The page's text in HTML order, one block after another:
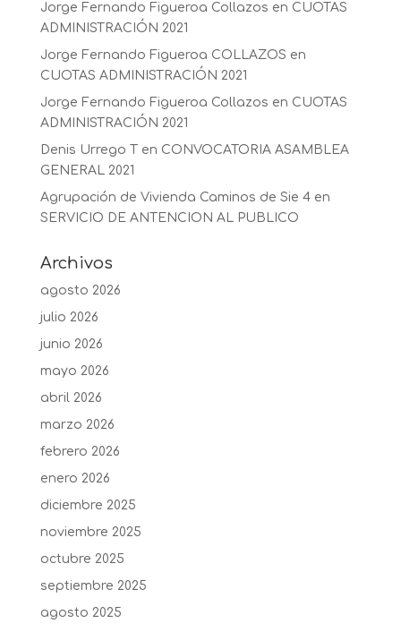
Jorge Fernando Figueroa Collazos en CUOTAS
ADMINISTRACIÓN 2021
Jorge Fernando Figueroa COLLAZOS en
CUOTAS ADMINISTRACIÓN 2021
Jorge Fernando Figueroa Collazos en CUOTAS
ADMINISTRACIÓN 2021
Denis Urrego T
en CONVOCATORIA ASAMBLEA
GENERAL 2021
Agrupación de Vivienda Caminos de Sie 4en
SERVICIO DE ANTENCION AL PUBLICO
Archivos
agosto 2026
julio 2026
junio 2026
mayo 2026
abril 2026
marzo 2026
febrero 2026
enero 2026
diciembre 2025
noviembre 2025
octubre 2025
septiembre 2025
agosto 2025